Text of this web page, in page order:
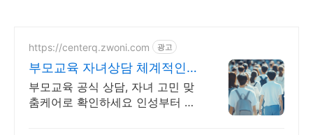
https://centerq.zwoni.com 광고
부모교육 자녀상담 체계적인
맞춤 교육
부모교육 공식 상담, 자녀 고민 맞
춤케어로 확인하세요 인성부터 입